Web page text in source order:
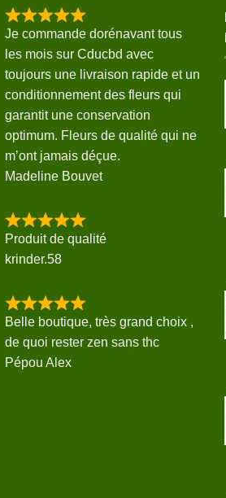
Je commande dorénavant tous
les mois sur Cducbd avec
toujours une livraison rapide et un
conditionnement des fleurs qui
garantit une conservation
optimum. Fleurs de qualité qui ne
m’ont jamais déçue.
Madeline Bouvet
Produit de qualité
krinder.58
Belle boutique, très grand choix ,
de quoi rester zen sans thc
Pépou Alex